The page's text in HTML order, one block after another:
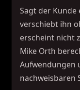
Sagt der Kunde
verschiebt ihn
erscheint nicht
Mike Orth
Aufwendungen
nachweisbaren